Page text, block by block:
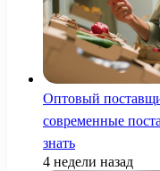
Оптовый
современные
знать
4 недели назад